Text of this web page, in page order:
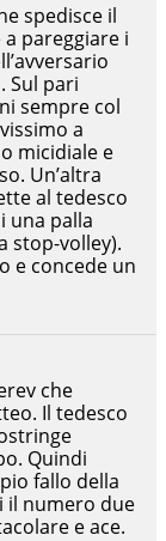
che
Il tedesco
Quindi
fallo della
il numero due
e ace.
spedisce il
pareggiare i
Sul pari
sempre col
a
micidiale e
Un’altra
al tedesco
una palla
stop-volley).
e concede un